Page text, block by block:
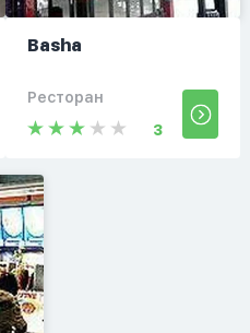
Basha
Ресторан
3